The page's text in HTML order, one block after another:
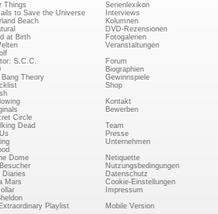
Things
to Save the Universe
Beach
at Birth
S.C.C.
Theory
Circle
Dead
Dome
Diaries
Mars
Playlist
Serienlexikon
Interviews
Kolumnen
DVD-Rezensionen
Fotogalerien
Veranstaltungen
Forum
Biographien
Gewinnspiele
Shop
Kontakt
Bewerben
Team
Presse
Unternehmen
Netiquette
Nutzungsbedingungen
Datenschutz
Cookie-Einstellungen
Impressum
Mobile Version